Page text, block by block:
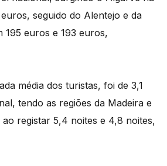
seguido do Alentejo e da
195 euros e 193 euros,
média dos turistas, foi de 3,1
tendo as regiões da Madeira e
registar 5,4 noites e 4,8 noites,